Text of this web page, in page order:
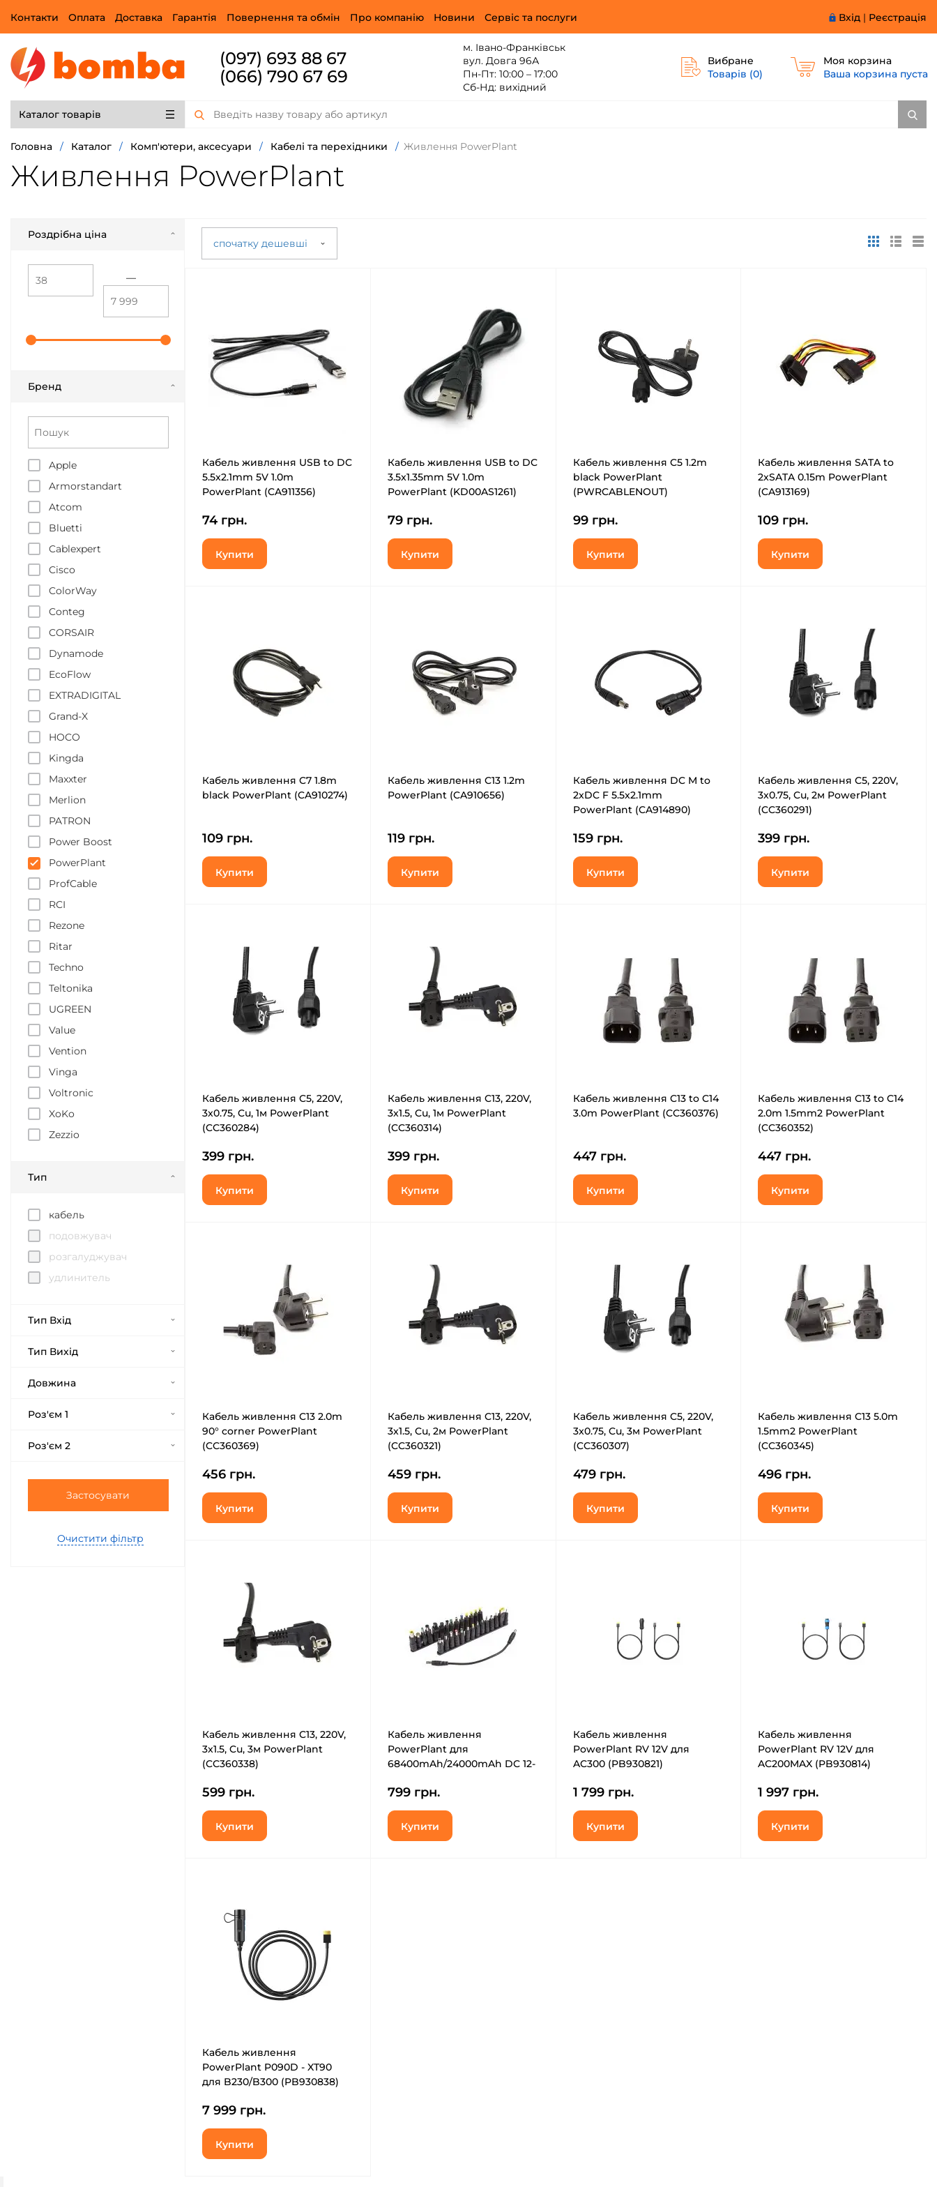
Вхід | Реєстрація
Контакти Оплата Доставка Гарантія Повернення та обмін Про компанію Новини Сервіс та послуги
(097) 693 88 67
(066) 790 67 69
м. Івано-Франківськ
вул. Довга 96А
Пн-Пт: 10:00 – 17:00
Сб-Нд: вихідний
Вибране
Товарів (0)
Моя корзина
Ваша корзина пуста
Каталог товарів
Головна / Каталог / Комп'ютери, аксесуари / Кабелі та перехідники / Живлення PowerPlant
Живлення PowerPlant
спочатку дешевші
Роздрібна ціна
—
Бренд
Apple
Armorstandart
Atcom
Bluetti
Cablexpert
Cisco
ColorWay
Conteg
CORSAIR
Dynamode
EcoFlow
EXTRADIGITAL
Grand-X
HOCO
Kingda
Maxxter
Merlion
PATRON
Power Boost
PowerPlant
ProfCable
RCI
Rezone
Ritar
Techno
Teltonika
UGREEN
Value
Vention
Vinga
Voltronic
XoKo
Zezzio
Тип
кабель
подовжувач
розгалуджувач
удлинитель
Тип Вхід
Тип Вихід
Довжина
Роз'єм 1
Роз'єм 2
Застосувати
Очистити фільтр
Кабель живлення USB to DC
5.5x2.1mm 5V 1.0m
PowerPlant (CA911356)
74 грн.
Купити
Кабель живлення USB to DC
3.5x1.35mm 5V 1.0m
PowerPlant (KD00AS1261)
79 грн.
Купити
Кабель живлення C5 1.2m
black PowerPlant
(PWRCABLENOUT)
99 грн.
Купити
Кабель живлення SATA to
2xSATA 0.15m PowerPlant
(CA913169)
109 грн.
Купити
Кабель живлення C7 1.8m
black PowerPlant (CA910274)
109 грн.
Купити
Кабель живлення C13 1.2m
PowerPlant (CA910656)
119 грн.
Купити
Кабель живлення DC M to
2xDC F 5.5x2.1mm
PowerPlant (CA914890)
159 грн.
Купити
Кабель живлення C5, 220V,
3x0.75, Cu, 2м PowerPlant
(CC360291)
399 грн.
Купити
Кабель живлення C5, 220V,
3x0.75, Cu, 1м PowerPlant
(CC360284)
399 грн.
Купити
Кабель живлення C13, 220V,
3x1.5, Cu, 1м PowerPlant
(CC360314)
399 грн.
Купити
Кабель живлення C13 to C14
3.0m PowerPlant (CC360376)
447 грн.
Купити
Кабель живлення C13 to C14
2.0m 1.5mm2 PowerPlant
(CC360352)
447 грн.
Купити
Кабель живлення C13 2.0m
90° corner PowerPlant
(CC360369)
456 грн.
Купити
Кабель живлення C13, 220V,
3x1.5, Cu, 2м PowerPlant
(CC360321)
459 грн.
Купити
Кабель живлення C5, 220V,
3x0.75, Cu, 3м PowerPlant
(CC360307)
479 грн.
Купити
Кабель живлення C13 5.0m
1.5mm2 PowerPlant
(CC360345)
496 грн.
Купити
Кабель живлення C13, 220V,
3x1.5, Cu, 3м PowerPlant
(CC360338)
599 грн.
Купити
Кабель живлення
PowerPlant для
68400mAh/24000mAh DC 12-
28 шт (PB931149)
799 грн.
Купити
Кабель живлення
PowerPlant RV 12V для
AC300 (PB930821)
1 799 грн.
Купити
Кабель живлення
PowerPlant RV 12V для
AC200MAX (PB930814)
1 997 грн.
Купити
Кабель живлення
PowerPlant P090D - XT90
для B230/B300 (PB930838)
7 999 грн.
Купити